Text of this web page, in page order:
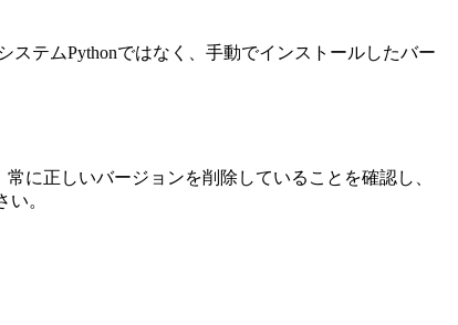
ステムPythonではなく、手動でインストールしたバー
に正しいバージョンを削除していることを確認し、
。